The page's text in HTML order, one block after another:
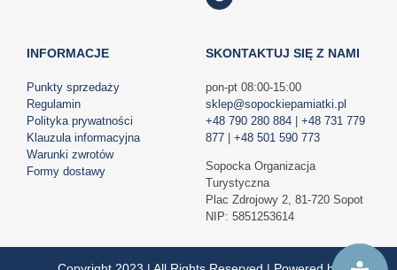
INFORMACJE
Punkty sprzedaży
Regulamin
Polityka prywatności
Klauzula informacyjna
Warunki zwrotów
Formy dostawy
SKONTAKTUJ SIĘ Z NAMI
pon-pt 08:00-15:00
sklep@sopockiepamiatki.pl
+48 790 280 884| +48 731 779
877| +48 501 590 773
Sopocka Organizacja
Turystyczna
Plac Zdrojowy 2, 81-720 Sopot
NIP: 5851253614